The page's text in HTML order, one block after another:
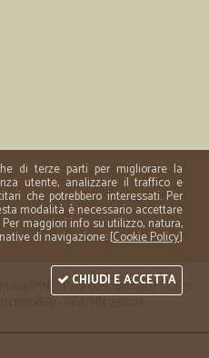
(MN) - P.iva 02508120207 - C.Fisc
- REA: MN 258721
di terze parti per migliorare la
utente, analizzare il traffico e
che potrebbero interessati. Per
modalità è necessario accettare
maggiori info su utilizzo, natura,
di navigazione: [Cookie Policy]
CHIUDI E ACCETTA